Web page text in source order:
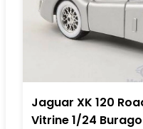
Jaguar XK 120
Vitrine 1/24 Burago